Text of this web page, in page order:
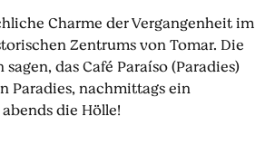
Charme der Vergangenheit im
Zentrums von Tomar. Die
das Café Paraíso (Paradies)
Paradies, nachmittags ein
die Hölle!